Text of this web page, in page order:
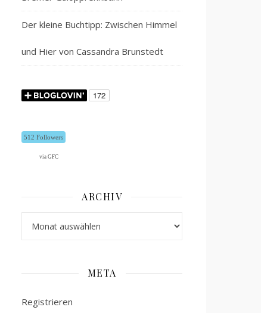
Der kleine Buchtipp: Zwischen Himmel
und Hier von Cassandra Brunstedt
512 Followers
via GFC
ARCHIV
META
Registrieren